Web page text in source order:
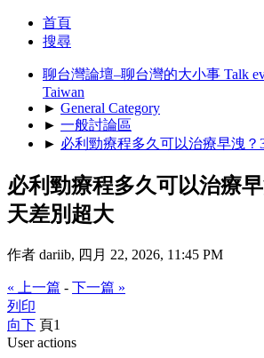
首頁
搜尋
聊台灣論壇–聊台灣的大小事 Talk
Taiwan
► General Category
► 一般討論區
► 必利勁療程多久可以治療早洩？
必利勁療程多久可以治療
天差別超大
作者 dariib, 四月 22, 2026, 11:45 PM
« 上一篇 - 下一篇 »
列印
向下 頁1
User actions